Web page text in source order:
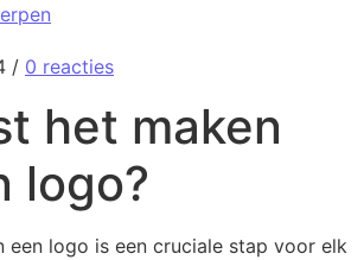
/ 0 reacties
het maken
logo?
een logo is een cruciale stap voor elk